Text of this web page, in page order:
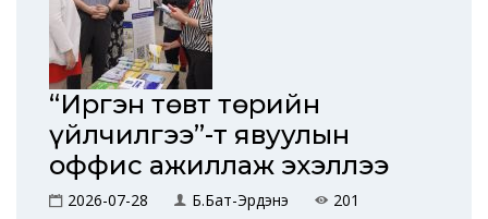
“Иргэн төвт төрийн
үйлчилгээ”-т явуулын
оффис ажиллаж эхэллээ
2026-07-28 Б.Бат-Эрдэнэ 201